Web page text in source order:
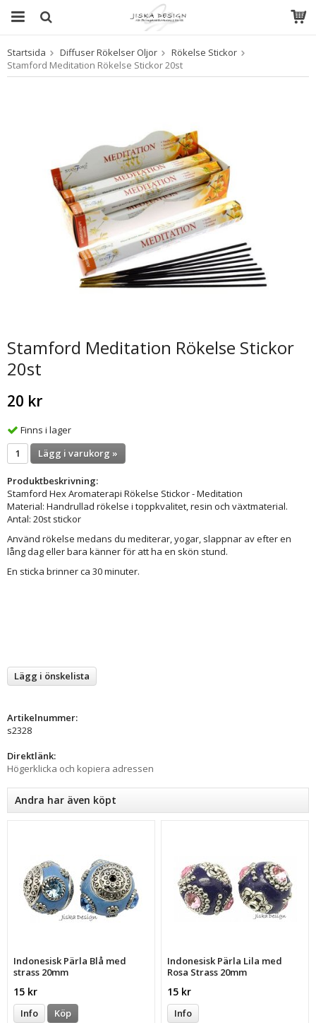
Produkten har blivit tillagd i varukorgen
Startsida Diffuser Rökelser Oljor
Rökelse Stickor
Stamford Meditation Rökelse Stickor 20st
Stamford Meditation Rökelse Stickor
20st
20 kr
Finns i lager
Lägg i varukorg »
Produktbeskrivning:
Stamford Hex Aromaterapi Rökelse Stickor - Meditation
Material: Handrullad rökelse i toppkvalitet, resin och växtmaterial.
Antal: 20st stickor
Använd rökelse medans du mediterar, yogar, slappnar av efter en
lång dag eller bara känner för att ha en skön stund.
En sticka brinner ca 30 minuter.
Lägg i önskelista
Artikelnummer:
s2328
Direktlänk:
Högerklicka och kopiera adressen
Andra har även köpt
Indonesisk Pärla Blå med
strass 20mm
15 kr
Info Köp
Indonesisk Pärla Lila med
Rosa Strass 20mm
15 kr
Info